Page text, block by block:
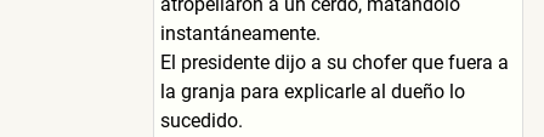
instantáneamente.
El presidente dijo a su chofer que fuera a
la granja para explicarle al dueño lo
sucedido.